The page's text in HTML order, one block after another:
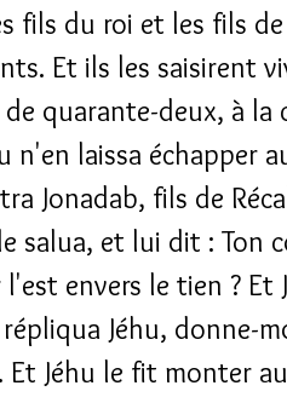
fils du roi et les fils
Et ils les saisirent
quarante-deux, à la
n'en laissa échapper
Jonadab, fils de
salua, et lui dit : Ton
envers le tien ? Et
Jéhu, donne-
Et Jéhu le fit monter